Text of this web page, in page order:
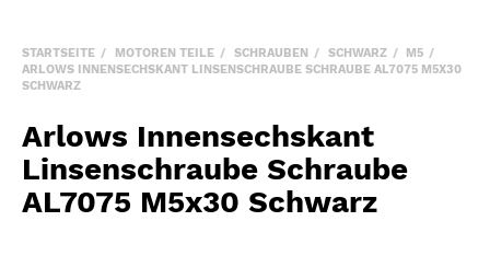
STARTSEITE MOTOREN TEILE SCHRAUBEN SCHWARZ
M5
ARLOWS INNENSECHSKANT LINSENSCHRAUBE SCHRAUBE AL7075 M5X30
SCHWARZ
Arlows Innensechskant
Linsenschraube Schraube
AL7075 M5x30 Schwarz